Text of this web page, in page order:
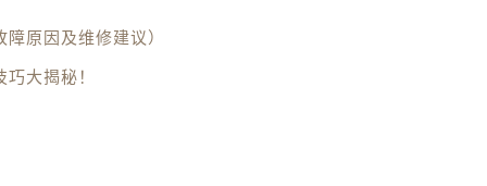
售后服务中心（需提前预约）
明街与额尔敦路交叉口售后服务中心（需提前预约）
原因及维修建议）
大揭秘！